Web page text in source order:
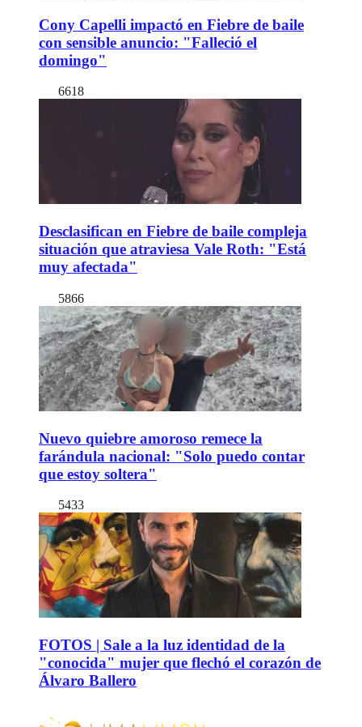
Cony Capelli impactó en Fiebre de baile
con sensible anuncio: "Falleció el
domingo"
6618
Desclasifican en Fiebre de baile compleja
situación que atraviesa Vale Roth: "Está
muy afectada"
5866
Nuevo quiebre amoroso remece la
farándula nacional: "Solo puedo contar
que estoy soltera"
5433
FOTOS | Sale a la luz identidad de la
"conocida" mujer que flechó el corazón de
Álvaro Ballero